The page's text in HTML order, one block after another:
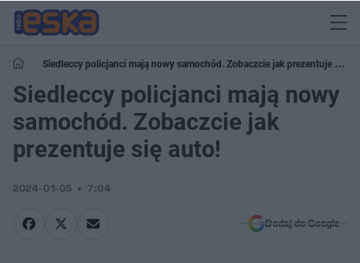
Siedleccy policjanci mają nowy samochód. Zobaczcie jak prezentuje się
auto!
Siedleccy policjanci mają nowy
samochód. Zobaczcie jak
prezentuje się auto!
2024-01-05 7:04
Dodaj do Google